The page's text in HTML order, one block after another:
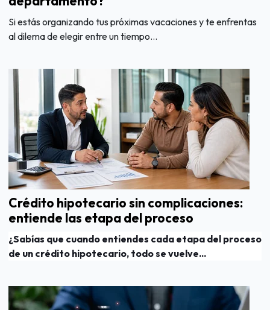
Si estás organizando tus próximas vacaciones y te enfrentas
al dilema de elegir entre un tiempo...
Crédito hipotecario sin complicaciones:
entiende las etapa del proceso
¿Sabías que cuando entiendes cada etapa del proceso
de un crédito hipotecario, todo se vuelve...